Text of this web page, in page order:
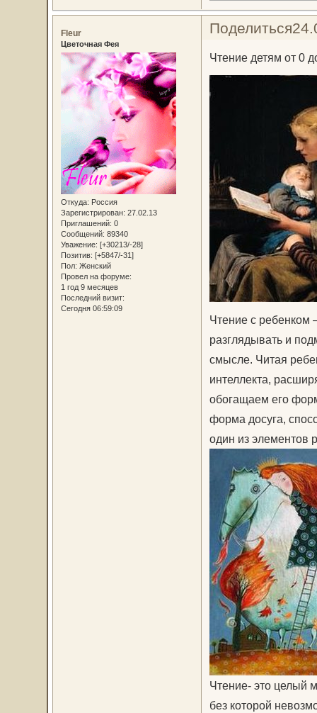
Поделиться
Fleur
Цветочная Фея
Откуда: Россия
Зарегистрирован: 27.02.13
Приглашений: 0
Сообщений: 89340
Уважение: [+30213/-28]
Позитив: [+5847/-31]
Пол: Женский
Провел на форуме:
1 год 9 месяцев
Последний визит:
Сегодня 06:59:09
Чтение детям от 0
Чтение с ребенком
разглядывать и
смысле. Читая
интеллекта,
обогащаем его
форма досуга,
один из элементов
Чтение- это целый
без которой